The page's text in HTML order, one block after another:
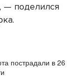
— поделился
пострадали в 26